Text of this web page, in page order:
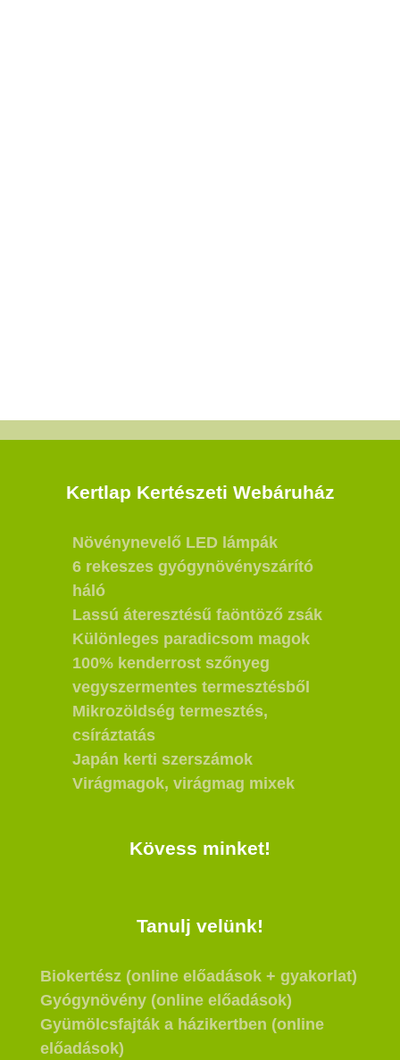
Kertlap Kertészeti Webáruház
Növénynevelő LED lámpák
6 rekeszes gyógynövényszárító
háló
Lassú áteresztésű faöntöző zsák
Különleges paradicsom magok
100% kenderrost szőnyeg
vegyszermentes termesztésből
Mikrozöldség termesztés,
csíráztatás
Japán kerti szerszámok
Virágmagok, virágmag mixek
Kövess minket!
Tanulj velünk!
Biokertész (online előadások + gyakorlat)
Gyógynövény (online előadások)
Gyümölcsfajták a házikertben (online
előadások)